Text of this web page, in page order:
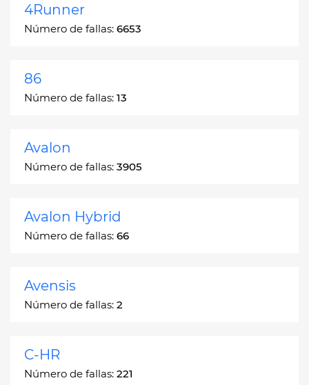
4Runner
Número de fallas: 6653
86
Número de fallas: 13
Avalon
Número de fallas: 3905
Avalon Hybrid
Número de fallas: 66
Avensis
Número de fallas: 2
C-HR
Número de fallas: 221